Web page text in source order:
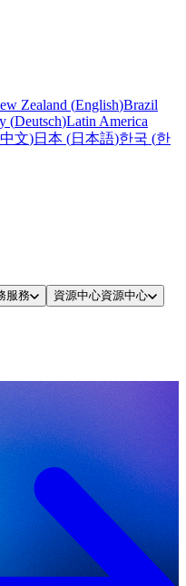
Zealand (English)Brazil
(Deutsch)Latin America
文)日本 (日本語)한국 (한
服務 資源中心資源中心